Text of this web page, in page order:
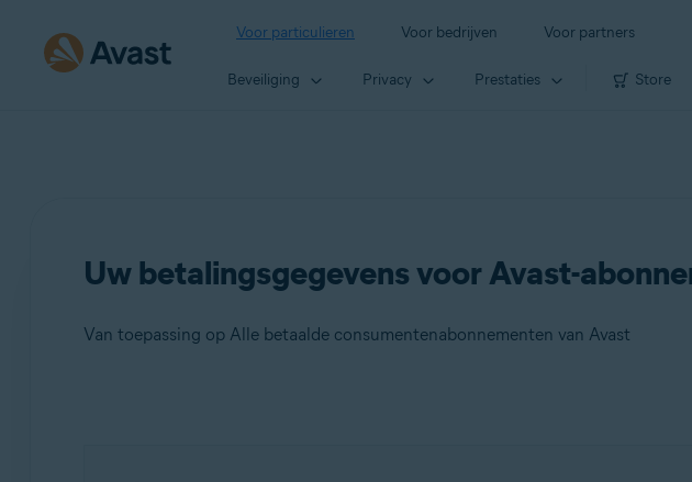
Voor particulieren Voor bedrijven Voor partners
Beveiliging Privacy Prestaties Store
Uw betalingsgegevens voor Avast-
Van toepassing op Alle betaalde consumentenabonnementen van Avast